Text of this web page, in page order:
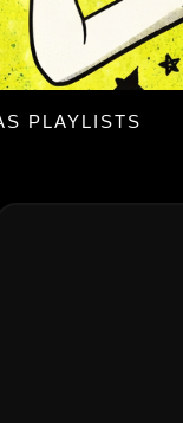
PLAYLISTS